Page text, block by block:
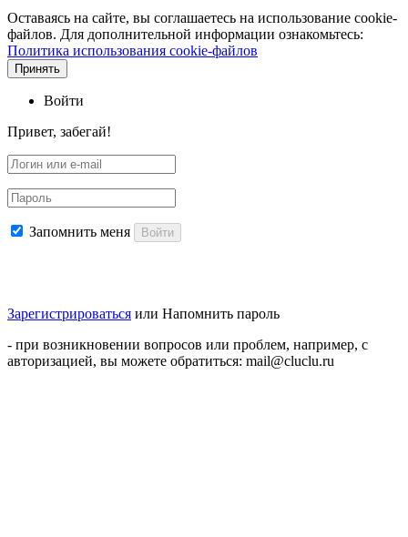
Оставаясь на сайте, вы соглашаетесь на использование cookie-
файлов. Для дополнительной информации ознакомьтесь:
Политика использования cookie-файлов
Принять
Войти
Привет, забегай!
Запомнить меня Войти
Зарегистрироваться или Напомнить пароль
- при возникновении вопросов или проблем, например, с
авторизацией, вы можете обратиться: mail@cluclu.ru